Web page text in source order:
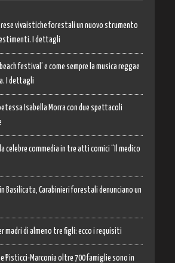
vivaistiche forestali un nuovo strumento
I dettagli
festival’ e come sempre la musica reggae
I dettagli
Isabella Morra con due spettacoli
celebre commedia in tre atti comici “Il medico
Basilicata, Carabinieri forestali denunciano un
madri di almeno tre figli: ecco i requisiti
e Pisticci-Marconia oltre 700 famiglie sono in